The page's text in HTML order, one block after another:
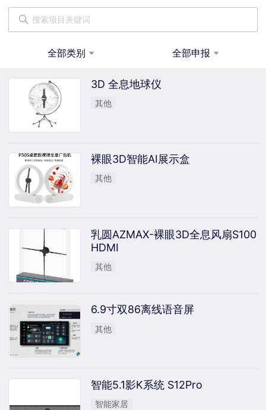
全部类别 全部申报
3D 全息地球仪
其他
裸眼3D智能AI展示盒
其他
乳圆AZMAX-裸眼3D全息风扇S100
HDMI
其他
6.9寸双86离线语音屏
其他
智能5.1影K系统 S12Pro
智能家居